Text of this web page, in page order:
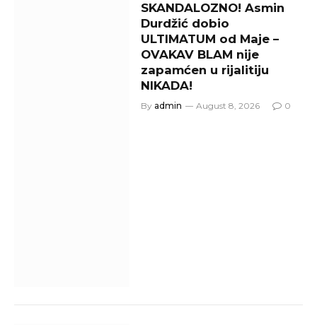
SKANDALOZNO! Asmin
Durdžić dobio
ULTIMATUM od Maje –
OVAKAV BLAM nije
zapamćen u rijalitiju
NIKADA!
By admin August 8, 2026 0